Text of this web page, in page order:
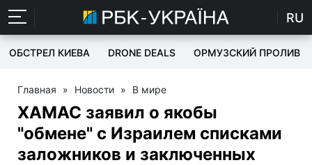
RU
ОБСТРЕЛ КИЕВА DRONE DEALS ОРМУЗСКИЙ ПРОЛИВ
Главная » Новости » В мире
ХАМАС заявил о якобы
"обмене" с Израилем списками
заложников и заключенных